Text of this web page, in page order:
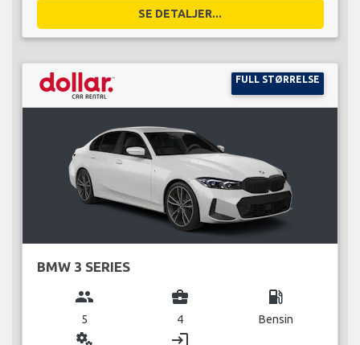
SE DETALJER...
FULL STØRRELSE
BMW 3 SERIES
group
5
business_center
4
local_gas_station
Bensin
miscellaneous_services login